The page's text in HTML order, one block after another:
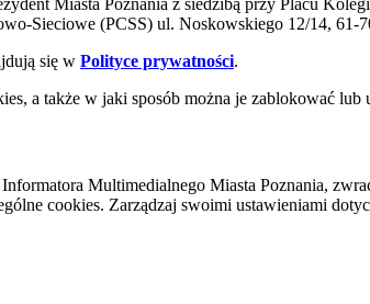
Miasta Poznania z siedzibą przy Placu
Sieciowe (PCSS) ul. Noskowskiego 12/14, 61-
się w Polityce prywatności.
a także w jaki sposób można je zablokować lub
Multimedialnego Miasta Poznania,
cookies. Zarządzaj swoimi ustawieniami